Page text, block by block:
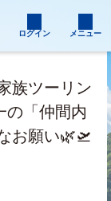
ログイン メニュー
族ツーリン
「仲間内
お願い🌿🛫